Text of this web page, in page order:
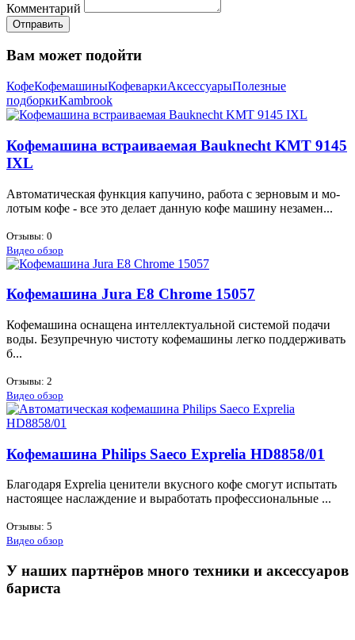
Комментарий
Отправить
Вам может подойти
КофеКофемашиныКофеваркиАксессуарыПолезные
подборкиKambrook
Кофемашина встраиваемая Bauknecht KMT 9145
IXL
Ав­то­ма­ти­че­ская функ­ция ка­пу­чи­но, ра­бо­та с зер­но­вым и мо­
ло­тым ко­фе - все это де­ла­ет дан­ную ко­фе ма­ши­ну неза­мен...
Отзывы: 0
Видео обзор
Кофемашина Jura E8 Chrome 15057
Ко­фе­ма­ши­на осна­ще­на ин­тел­лек­ту­аль­ной си­сте­мой по­да­чи
во­ды. Без­упреч­ную чи­сто­ту ко­фе­ма­ши­ны лег­ко под­дер­жи­вать
б...
Отзывы: 2
Видео обзор
Кофемашина Philips Saeco Exprelia HD8858/01
Бла­го­да­ря Exprelia це­ни­те­ли вкус­но­го ко­фе смо­гут ис­пы­тать
на­сто­я­щее на­сла­жде­ние и вы­ра­бо­тать про­фес­сио­наль­ные ...
Отзывы: 5
Видео обзор
У наших партнёров много техники и аксессуаров
бариста